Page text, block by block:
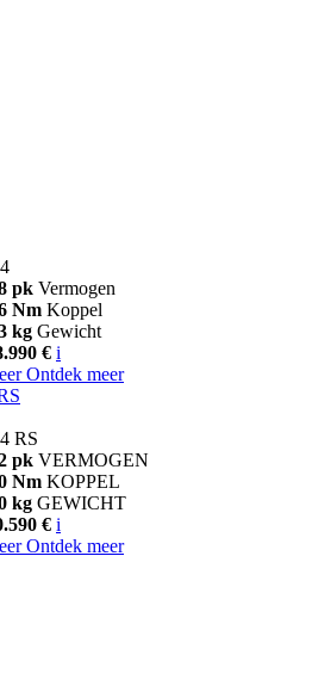
pk Vermogen
Nm Koppel
kg Gewicht
€ i
Ontdek meer
RS
pk VERMOGEN
Nm KOPPEL
kg GEWICHT
€ i
Ontdek meer